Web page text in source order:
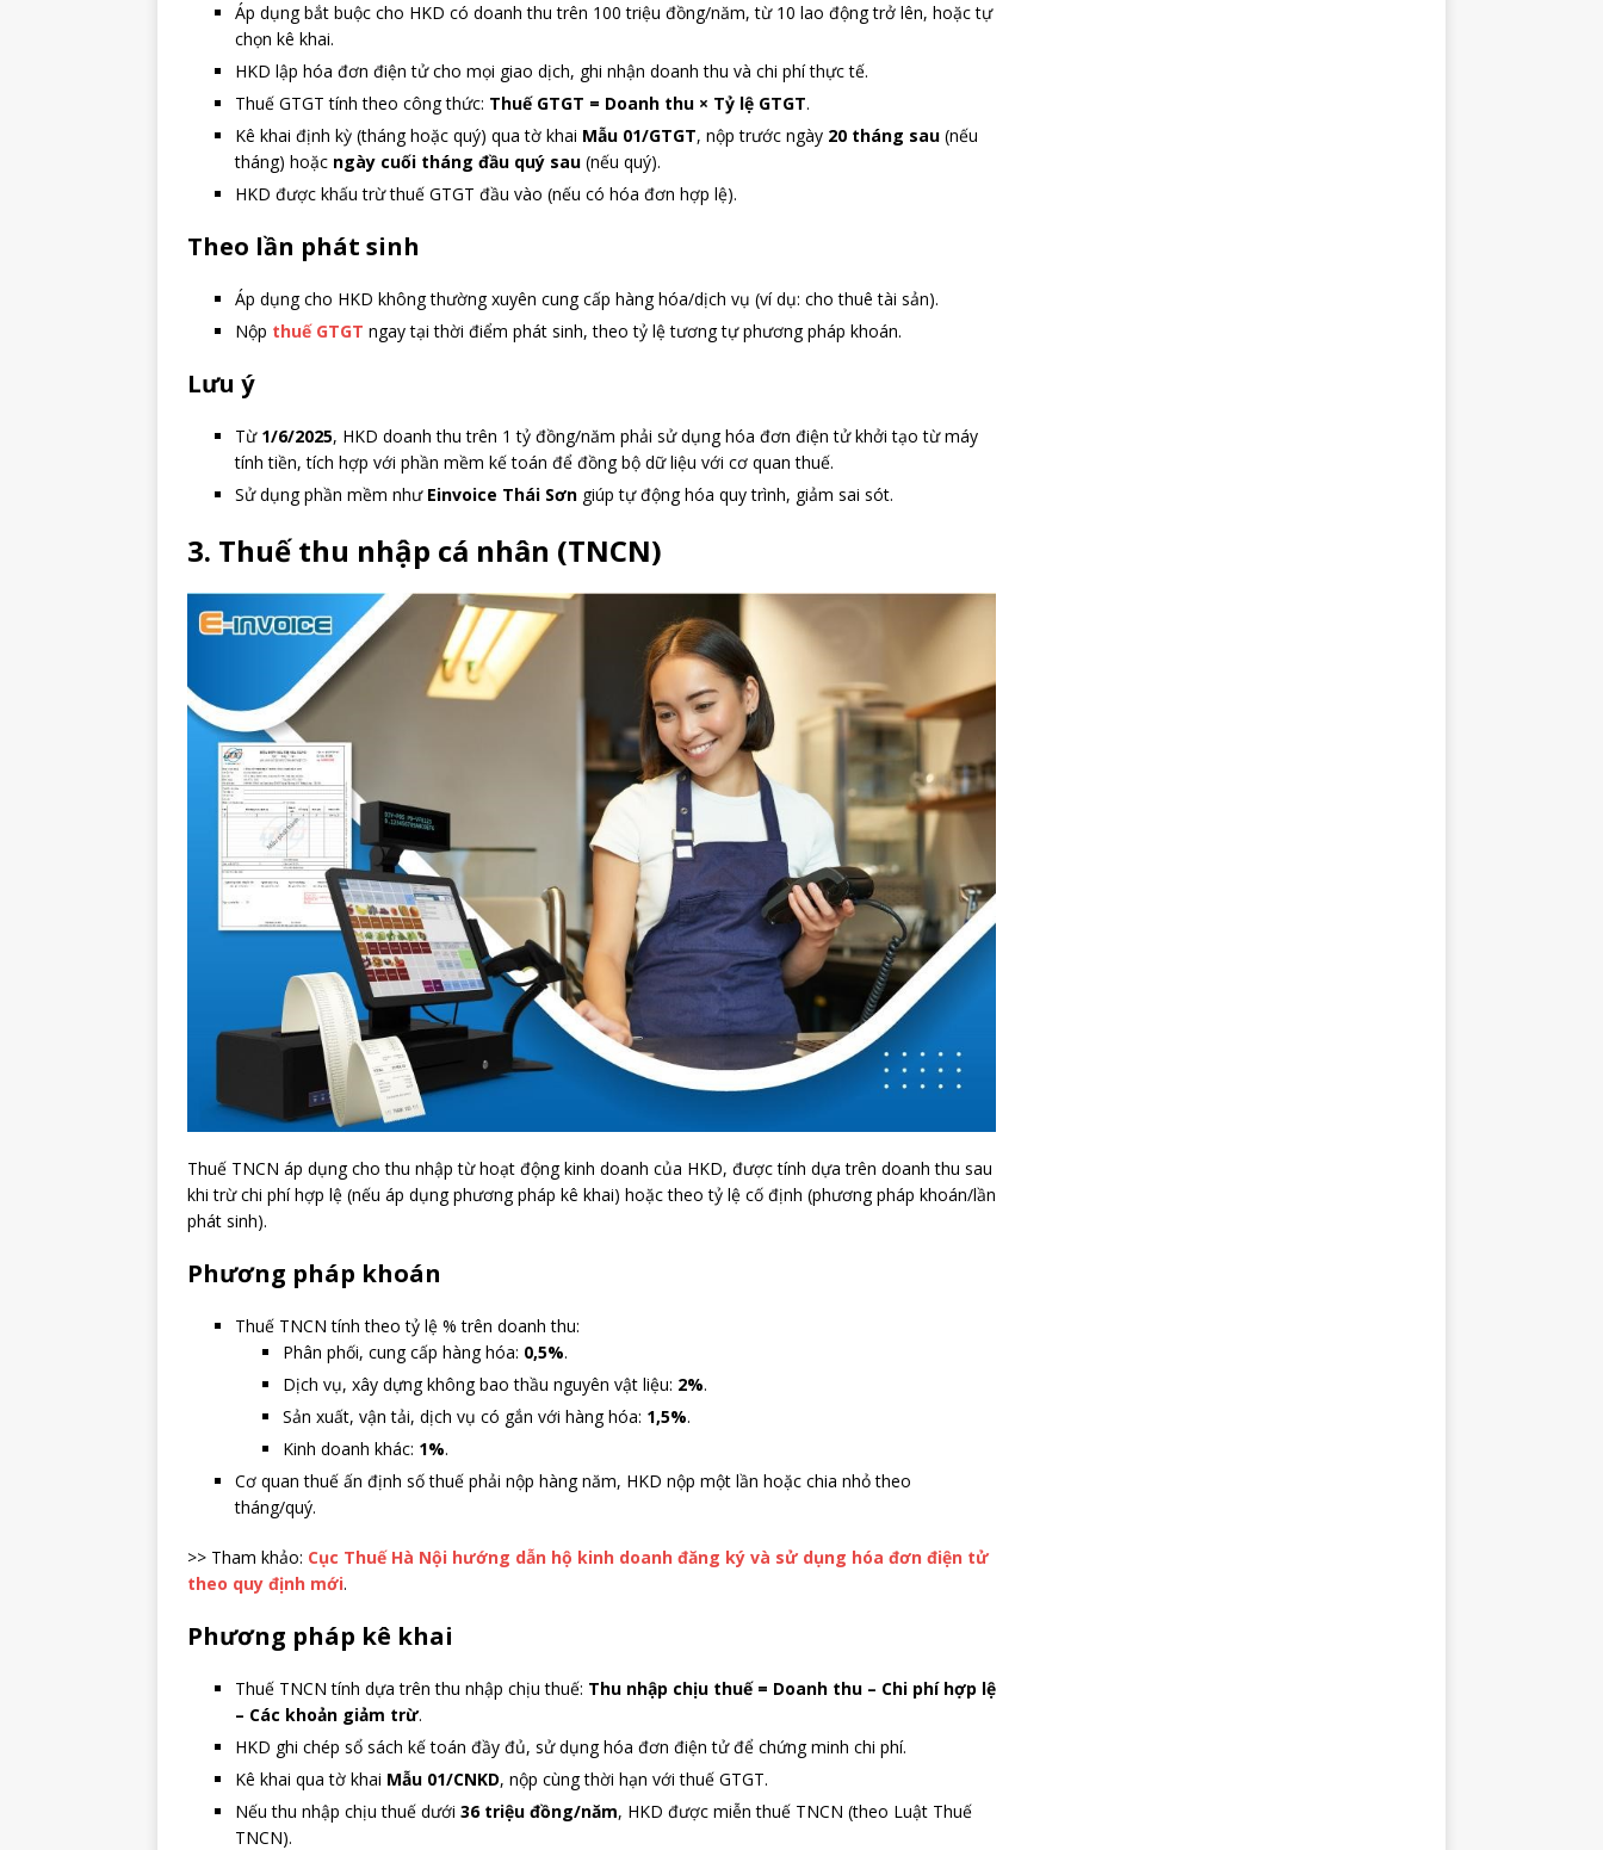
Áp dụng bắt buộc cho HKD có doanh thu trên 100 triệu đồng/năm, từ 10 lao động trở lên, hoặc tự
chọn kê khai.
HKD lập hóa đơn điện tử cho mọi giao dịch, ghi nhận doanh thu và chi phí thực tế.
Thuế GTGT tính theo công thức: Thuế GTGT = Doanh thu × Tỷ lệ GTGT.
Kê khai định kỳ (tháng hoặc quý) qua tờ khai Mẫu 01/GTGT, nộp trước ngày 20 tháng sau (nếu
tháng) hoặc ngày cuối tháng đầu quý sau (nếu quý).
HKD được khấu trừ thuế GTGT đầu vào (nếu có hóa đơn hợp lệ).
Theo lần phát sinh
Áp dụng cho HKD không thường xuyên cung cấp hàng hóa/dịch vụ (ví dụ: cho thuê tài sản).
Nộp thuế GTGT ngay tại thời điểm phát sinh, theo tỷ lệ tương tự phương pháp khoán.
Lưu ý
Từ 1/6/2025, HKD doanh thu trên 1 tỷ đồng/năm phải sử dụng hóa đơn điện tử khởi tạo từ máy
tính tiền, tích hợp với phần mềm kế toán để đồng bộ dữ liệu với cơ quan thuế.
Sử dụng phần mềm như Einvoice Thái Sơn giúp tự động hóa quy trình, giảm sai sót.
3. Thuế thu nhập cá nhân (TNCN)
Thuế TNCN áp dụng cho thu nhập từ hoạt động kinh doanh của HKD, được tính dựa trên doanh thu sau
khi trừ chi phí hợp lệ (nếu áp dụng phương pháp kê khai) hoặc theo tỷ lệ cố định (phương pháp khoán/lần
phát sinh).
Phương pháp khoán
Thuế TNCN tính theo tỷ lệ % trên doanh thu:
Phân phối, cung cấp hàng hóa: 0,5%.
Dịch vụ, xây dựng không bao thầu nguyên vật liệu: 2%.
Sản xuất, vận tải, dịch vụ có gắn với hàng hóa: 1,5%.
Kinh doanh khác: 1%.
Cơ quan thuế ấn định số thuế phải nộp hàng năm, HKD nộp một lần hoặc chia nhỏ theo
tháng/quý.
>> Tham khảo: Cục Thuế Hà Nội hướng dẫn hộ kinh doanh đăng ký và sử dụng hóa đơn điện tử
theo quy định mới.
Phương pháp kê khai
Thuế TNCN tính dựa trên thu nhập chịu thuế: Thu nhập chịu thuế = Doanh thu – Chi phí hợp lệ
– Các khoản giảm trừ.
HKD ghi chép sổ sách kế toán đầy đủ, sử dụng hóa đơn điện tử để chứng minh chi phí.
Kê khai qua tờ khai Mẫu 01/CNKD, nộp cùng thời hạn với thuế GTGT.
Nếu thu nhập chịu thuế dưới 36 triệu đồng/năm, HKD được miễn thuế TNCN (theo Luật Thuế
TNCN).